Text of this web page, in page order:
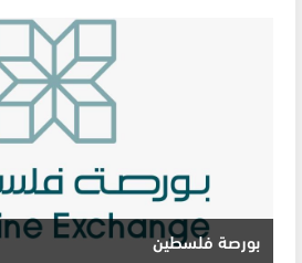
بورصة فلسطين